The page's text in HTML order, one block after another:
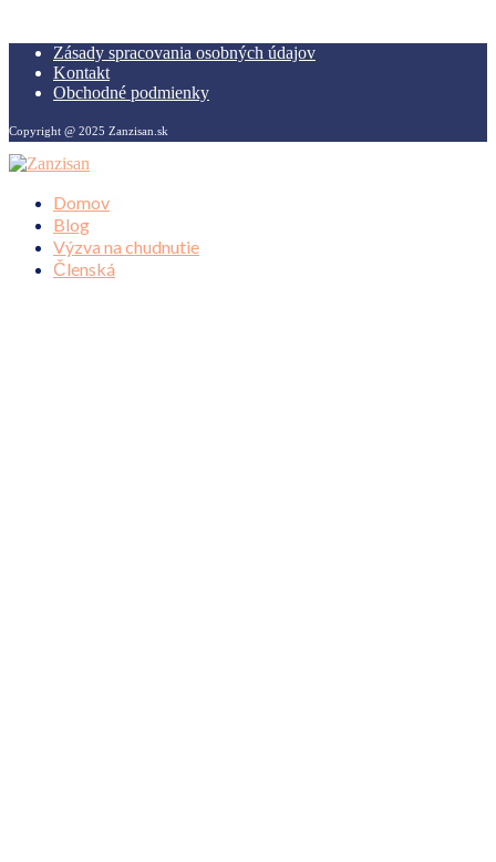
Zásady spracovania osobných údajov
Kontakt
Obchodné podmienky
Copyright @ 2025 Zanzisan.sk
Domov
Blog
Výzva na chudnutie
Členská